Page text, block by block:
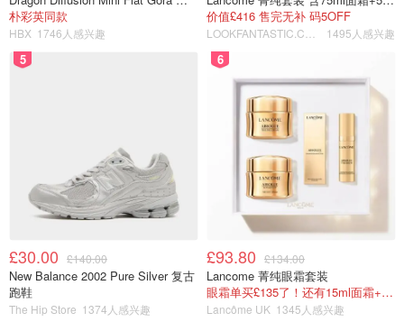
朴彩英同款
HBX 1746人感兴趣
价值£416 售完无补 码5OFF
1495人感兴趣
5
£30.00 £140.00
New Balance 2002 Pure Silver 复古
跑鞋
The Hip Store 1374人感兴趣
6
£93.80 £134.00
Lancome 菁纯眼霜套装
眼霜单买£135了！还有15ml面霜+5ml精华~！
Lancôme UK 1345人感兴趣